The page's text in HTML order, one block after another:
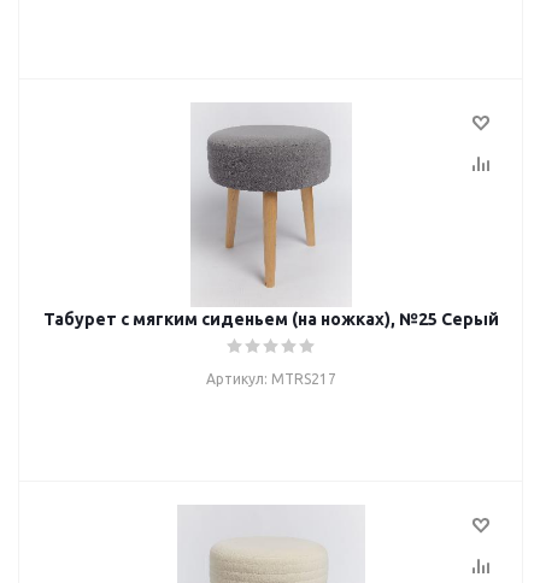
Табурет с мягким сиденьем (на ножках), №25 Серый
Артикул: MTRS217